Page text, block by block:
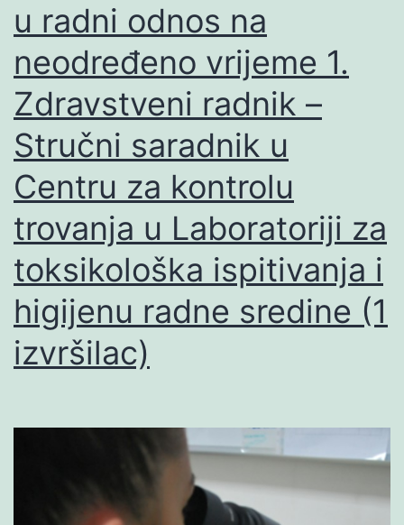
u radni odnos na
neodređeno vrijeme 1.
Zdravstveni radnik –
Stručni saradnik u
Centru za kontrolu
trovanja u Laboratoriji za
toksikološka ispitivanja i
higijenu radne sredine (1
izvršilac)